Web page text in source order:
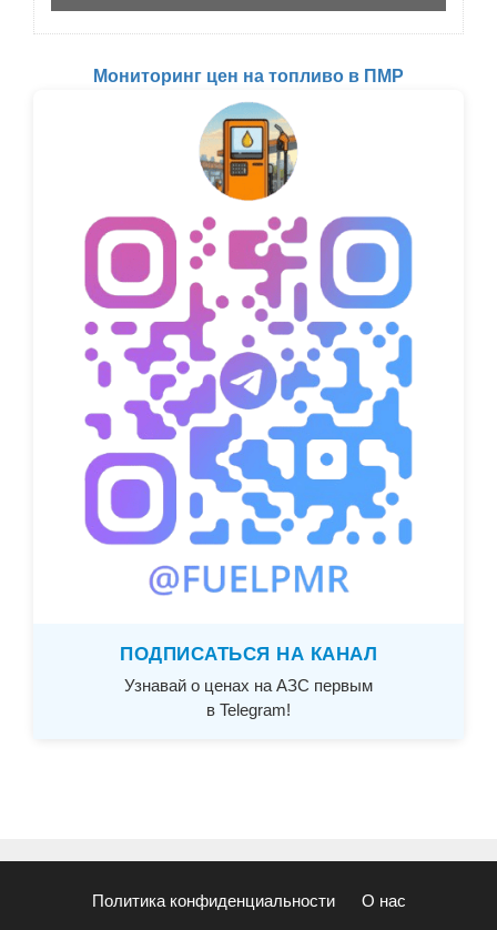
Мониторинг цен на топливо в ПМР
ПОДПИСАТЬСЯ НА КАНАЛ
Узнавай о ценах на АЗС первым
в Telegram!
Политика конфиденциальности О нас